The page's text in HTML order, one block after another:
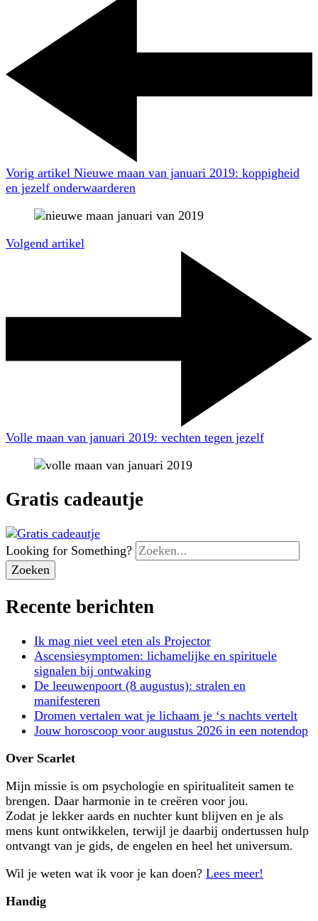
Vorig artikel Nieuwe maan van januari 2019: koppigheid
en jezelf onderwaarderen
Volgend artikel
Volle maan van januari 2019: vechten tegen jezelf
Gratis cadeautje
Looking for Something?
Recente berichten
Ik mag niet veel eten als Projector
Ascensiesymptomen: lichamelijke en spirituele
signalen bij ontwaking
De leeuwenpoort (8 augustus): stralen en
manifesteren
Dromen vertalen wat je lichaam je ‘s nachts vertelt
Jouw horoscoop voor augustus 2026 in een notendop
Over Scarlet
Mijn missie is om psychologie en spiritualiteit samen te
brengen. Daar harmonie in te creëren voor jou.
Zodat je lekker aards en nuchter kunt blijven en je als
mens kunt ontwikkelen, terwijl je daarbij ondertussen hulp
ontvangt van je gids, de engelen en heel het universum.
Wil je weten wat ik voor je kan doen? Lees meer!
Handig